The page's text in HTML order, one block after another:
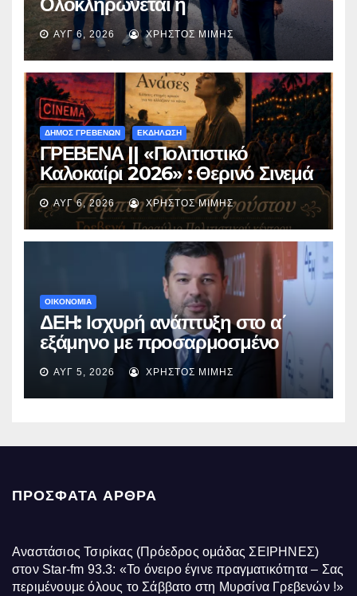
ασφαλτόστρωση της οδού
Περιβόλι – Αβδέλλα
ΑΥΓ 6, 2026 ΧΡΉΣΤΟΣ ΜΊΜΗΣ
ΔΗΜΟΣ ΓΡΕΒΕΝΩΝ ΕΚΔΗΛΩΣΗ
ΓΡΕΒΕΝΑ || «Πολιτιστικό
Καλοκαίρι 2026» : Θερινό Σινεμά
με την βραβευμένη ταινία
«Μικρές Ανάσες».
ΑΥΓ 6, 2026 ΧΡΉΣΤΟΣ ΜΊΜΗΣ
ΟΙΚΟΝΟΜΙΑ
ΔΕΗ: Ισχυρή ανάπτυξη στο α΄
εξάμηνο με προσαρμοσμένο
EBITDA στα €1,2 δισ.
ΑΥΓ 5, 2026 ΧΡΉΣΤΟΣ ΜΊΜΗΣ
ΠΡΌΣΦΑΤΑ ΆΡΘΡΑ
Αναστάσιος Τσιρίκας (Πρόεδρος ομάδας ΣΕΙΡΗΝΕΣ)
στον Star-fm 93.3: «Το όνειρο έγινε πραγματικότητα – Σας
περιμένουμε όλους το Σάββατο στη Μυρσίνα Γρεβενών !»